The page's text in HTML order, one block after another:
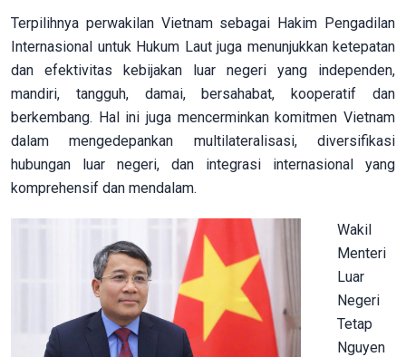
Terpilihnya perwakilan Vietnam sebagai Hakim Pengadilan
Internasional untuk Hukum Laut juga menunjukkan ketepatan
dan efektivitas kebijakan luar negeri yang independen,
mandiri, tangguh, damai, bersahabat, kooperatif dan
berkembang. Hal ini juga mencerminkan komitmen Vietnam
dalam mengedepankan multilateralisasi, diversifikasi
hubungan luar negeri, dan integrasi internasional yang
komprehensif dan mendalam.
Wakil
Menteri
Luar
Negeri
Tetap
Nguyen